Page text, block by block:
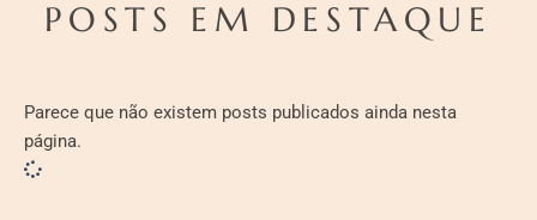
POSTS EM DESTAQUE
Parece que não existem posts publicados ainda nesta
página.